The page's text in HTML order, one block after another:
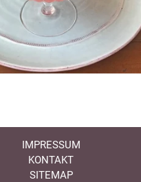
IMPRESSUM
KONTAKT
SITEMAP